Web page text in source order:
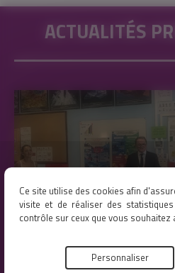
Ce site utilise des cookies afin
visite et de réaliser des
contrôle sur ceux que vous souhaitez
Personnaliser
ACTUALITÉS